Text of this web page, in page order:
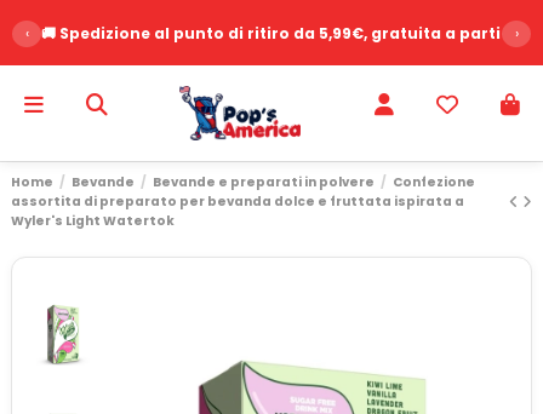
‹ 🚚 Spedizione al punto di ritiro da 5,99€, gratuita a partire›
Home Bevande Bevande e preparati in polvere
Confezione
assortita di preparato per bevanda dolce e fruttata ispirata a
Wyler's Light Watertok